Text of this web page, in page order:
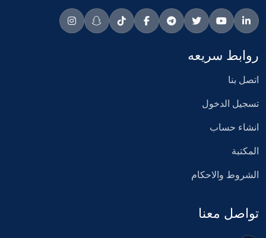
روابط سريعه
اتصل بنا
تسجيل الدخول
انشاء حساب
المكتبة
الشروط والاحكام
تواصل معنا